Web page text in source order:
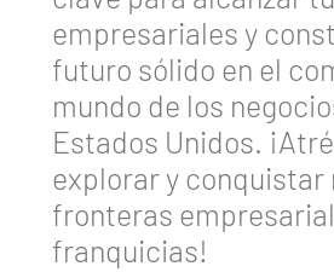
empresariales y
futuro sólido en el
mundo de los
Estados Unidos.
explorar y conquistar
fronteras
franquicias!